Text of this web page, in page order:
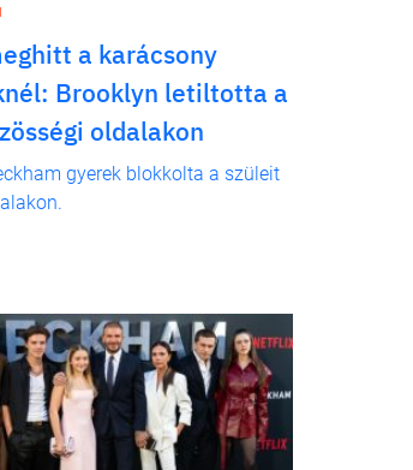
a karácsony
Brooklyn letiltotta a
oldalakon
gyerek blokkolta a szüleit